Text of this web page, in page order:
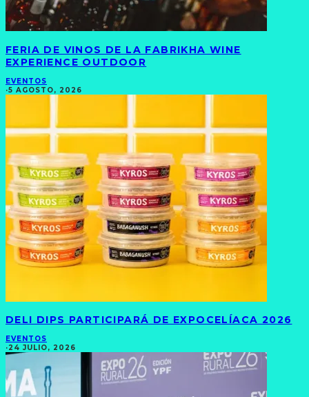
FERIA DE VINOS DE LA FABRIKHA WINE
EXPERIENCE OUTDOOR
EVENTOS
·5 AGOSTO, 2026
DELI DIPS PARTICIPARÁ DE EXPOCELÍACA 2026
EVENTOS
·24 JULIO, 2026